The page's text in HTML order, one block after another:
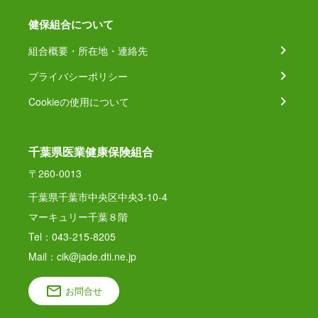
健保組合について
組合概要・所在地・連絡先
プライバシーポリシー
Cookieの使用について
千葉県医業健康保険組合
〒260-0013
千葉県千葉市中央区中央3-10-4
マーキュリー千葉８階
Tel：043-215-8205
Mail：cik@jade.dti.ne.jp
お問合せ